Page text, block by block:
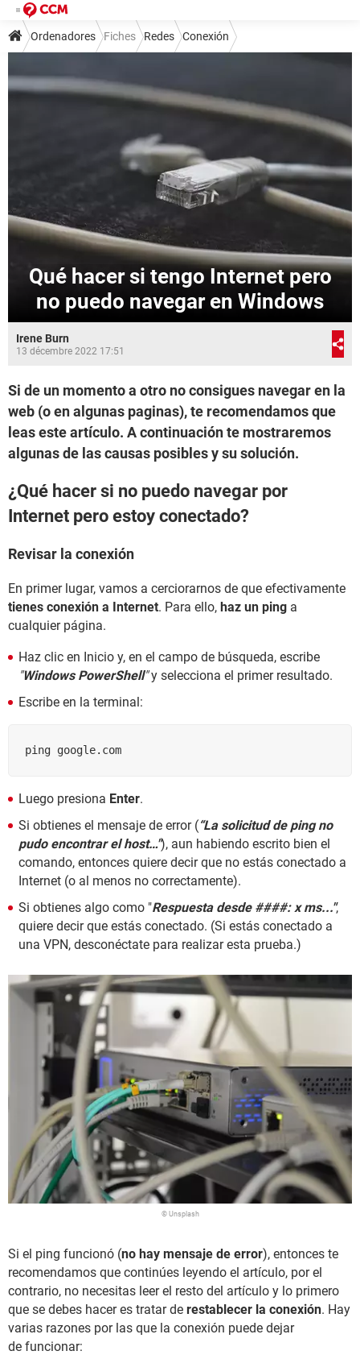
Ordenadores Fiches Redes Conexión
Qué hacer si tengo Internet pero
no puedo navegar en Windows
Irene Burn
13 décembre 2022 17:51
Si de un momento a otro no consigues navegar en la
web (o en algunas paginas), te recomendamos que
leas este artículo. A continuación te mostraremos
algunas de las causas posibles y su solución.
¿Qué hacer si no puedo navegar por
Internet pero estoy conectado?
Revisar la conexión
En primer lugar, vamos a cerciorarnos de que efectivamente
tienes conexión a Internet. Para ello, haz un ping a
cualquier página.
Haz clic en Inicio y, en el campo de búsqueda, escribe
"Windows PowerShell"y selecciona el primer resultado.
Escribe en la terminal:
ping google.com
Luego presiona Enter.
Si obtienes el mensaje de error (“La solicitud de ping no
pudo encontrar el host…"), aun habiendo escrito bien el
comando, entonces quiere decir que no estás conectado a
Internet (o al menos no correctamente).
Si obtienes algo como "Respuesta desde ####: x ms...",
quiere decir que estás conectado. (Si estás conectado a
una VPN, desconéctate para realizar esta prueba.)
© Unsplash
Si el ping funcionó (no hay mensaje de error), entonces te
recomendamos que continúes leyendo el artículo, por el
contrario, no necesitas leer el resto del artículo y lo primero
que se debes hacer es tratar de restablecer la conexión. Hay
varias razones por las que la conexión puede dejar
de funcionar: